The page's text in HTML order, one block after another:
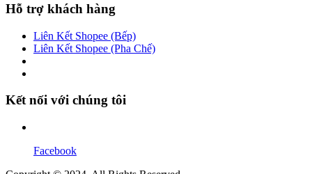
Hỗ trợ khách hàng
Liên Kết Shopee (Bếp)
Liên Kết Shopee (Pha Chế)
Kết nối với chúng tôi
Facebook